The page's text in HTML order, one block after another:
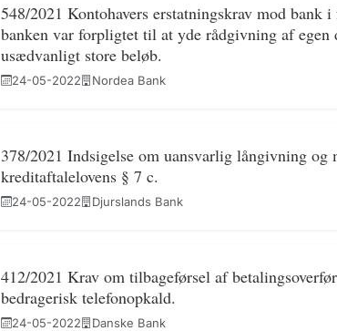
548/2021 Kontohavers erstatningskrav mod
banken var forpligtet til at yde rådgivning af
usædvanligt store beløb.
24-05-2022 Nordea Bank
378/2021 Indsigelse om uansvarlig långivning
kreditaftalelovens § 7 c.
24-05-2022 Djurslands Bank
412/2021 Krav om tilbageførsel af
bedragerisk telefonopkald.
24-05-2022 Danske Bank